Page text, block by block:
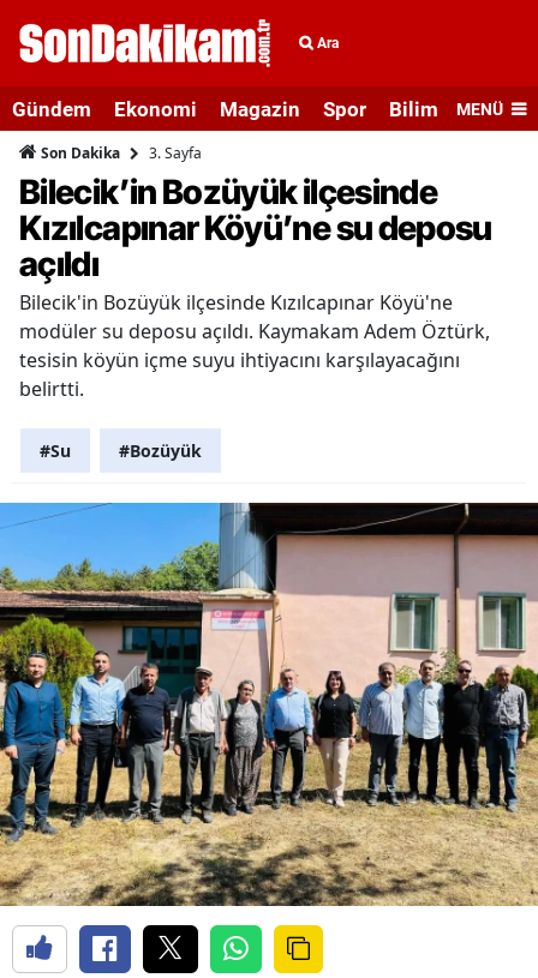
Ara
Gündem Ekonomi Magazin Spor Bilim veMENÜ
Son Dakika 3. Sayfa
Bilecik’in Bozüyük ilçesinde
Kızılcapınar Köyü’ne su deposu
açıldı
Bilecik'in Bozüyük ilçesinde Kızılcapınar Köyü'ne
modüler su deposu açıldı. Kaymakam Adem Öztürk,
tesisin köyün içme suyu ihtiyacını karşılayacağını
belirtti.
#Su #Bozüyük